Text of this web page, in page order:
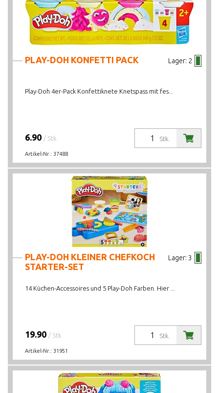
Lager: 2
PLAY-DOH KONFETTI PACK
Play-Doh 4er-Pack Konfettiknete Knetspass mit fes...
Stk.
6.90 / Stk.
Artikel-Nr.: 37488
Lager: 3
PLAY-DOH KLEINER CHEFKOCH
STARTER-SET
14 Küchen-Accessoires und 5 Play-Doh Farben. Hier ...
Stk.
19.90 / Stk.
Artikel-Nr.: 31951